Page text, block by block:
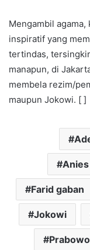
Mengambil
inspiratif yang
tertindas,
manapun, di
membela rezim/
maupun Jokowi. [ ]
Farid gaban
Jokowi
Prabowo